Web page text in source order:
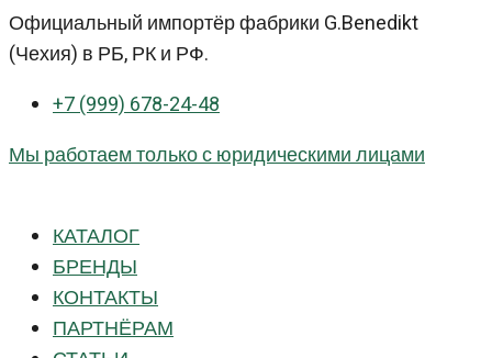
Перейти
к
Официальный импортёр фабрики G.Benedikt
(Чехия) в РБ, РК и РФ.
+7 (999) 678-24-48
Мы работаем только с юридическими лицами
КАТАЛОГ
БРЕНДЫ
КОНТАКТЫ
ПАРТНЁРАМ